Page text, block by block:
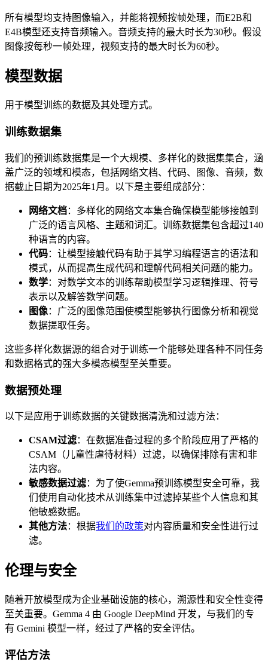
所有模型均支持图像输入，并能将视频按帧处理，而E2B和
E4B模型还支持音频输入。音频支持的最大时长为30秒。假设
图像按每秒一帧处理，视频支持的最大时长为60秒。
模型数据
用于模型训练的数据及其处理方式。
训练数据集
我们的预训练数据集是一个大规模、多样化的数据集集合，涵
盖广泛的领域和模态，包括网络文档、代码、图像、音频，数
据截止日期为2025年1月。以下是主要组成部分：
网络文档：多样化的网络文本集合确保模型能够接触到
广泛的语言风格、主题和词汇。训练数据集包含超过140
种语言的内容。
代码：让模型接触代码有助于其学习编程语言的语法和
模式，从而提高生成代码和理解代码相关问题的能力。
数学：对数学文本的训练帮助模型学习逻辑推理、符号
表示以及解答数学问题。
图像：广泛的图像范围使模型能够执行图像分析和视觉
数据提取任务。
这些多样化数据源的组合对于训练一个能够处理各种不同任务
和数据格式的强大多模态模型至关重要。
数据预处理
以下是应用于训练数据的关键数据清洗和过滤方法：
CSAM过滤：在数据准备过程的多个阶段应用了严格的
CSAM（儿童性虐待材料）过滤，以确保排除有害和非
法内容。
敏感数据过滤：为了使Gemma预训练模型安全可靠，我
们使用自动化技术从训练集中过滤掉某些个人信息和其
他敏感数据。
其他方法：根据我们的政策对内容质量和安全性进行过
滤。
伦理与安全
随着开放模型成为企业基础设施的核心，溯源性和安全性变得
至关重要。Gemma 4 由 Google DeepMind 开发，与我们的专
有 Gemini 模型一样，经过了严格的安全评估。
评估方法